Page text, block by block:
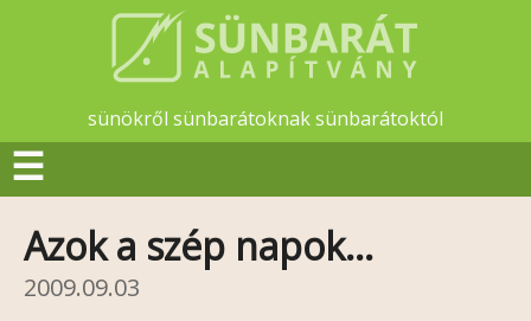
sünökről sünbarátoknak sünbarátoktól
☰
Azok a szép napok…
2009.09.03